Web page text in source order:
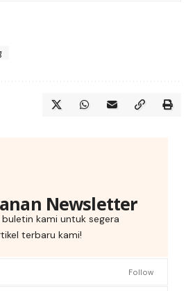
Newsletter
buletin kami untuk segera
terbaru kami!
Follow